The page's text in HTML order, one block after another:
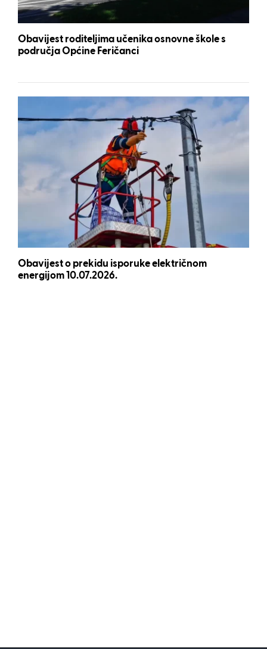
Obavijest roditeljima učenika osnovne škole s
područja Općine Feričanci
Obavijest o prekidu isporuke električnom
energijom 10.07.2026.